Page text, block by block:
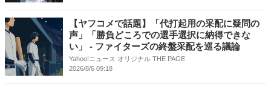
【ヤフコメで話題】「代打起用の采配に疑問の
声」「勝負どころでの選手選択に納得できな
い」 - ファイターズの終盤采配を巡る議論
Yahoo!ニュース オリジナル THE PAGE
2026/8/6 09:18